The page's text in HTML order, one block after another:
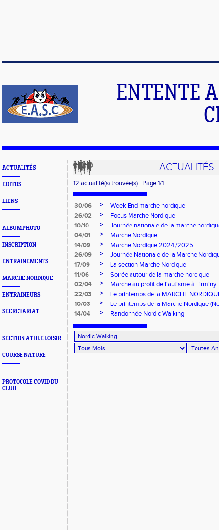
ENTENTE
ACTUALITÉS
EDITOS
LIENS
ALBUM PHOTO
INSCRIPTION
ENTRAINEMENTS
MARCHE NORDIQUE
ENTRAINEURS
SECRETARIAT
SECTION ATHLE LOISIR
COURSE NATURE
PROTOCOLE COVID DU
CLUB
ACTUALITÉS
12 actualité(s) trouvée(s) | Page 1/1
30/06 >
Week End marche nordique
26/02
>
Focus Marche Nordique
10/10
>
Journée nationale de la marche
04/01
>
Marche Nordique
14/09
>
Marche Nordique 2024 /2025
26/09
>
Journée Nationale de la Marche
17/09
>
La section Marche Nordique
11/06
>
Soirée autour de la marche nordique
02/04
>
Marche au profit de l'autisme à Firminy
22/03
>
Le printemps de la MARCHE
10/03
>
Le printemps de la Marche Nordique
14/04
> Randonnée Nordic Walking